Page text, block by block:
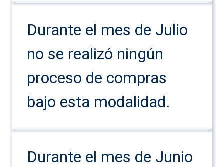
Durante el mes de Julio
no se realizó ningún
proceso de compras
bajo esta modalidad.
Durante el mes de Junio